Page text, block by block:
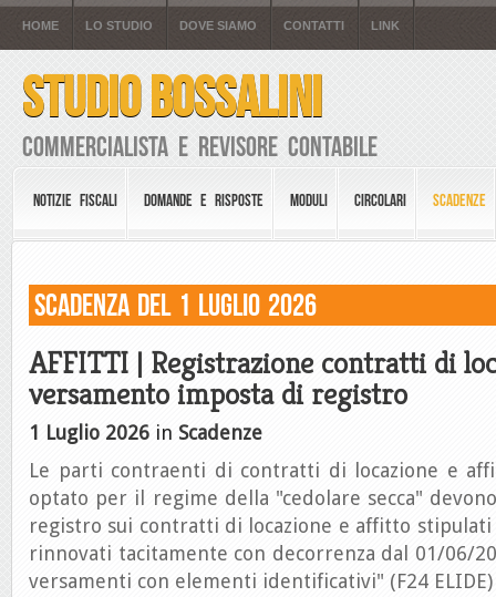
HOME LO STUDIO DOVE SIAMO CONTATTI LINK
STUDIO BOSSALINI
Commercialista e Revisore Contabile
NOTIZIE FISCALI DOMANDE E RISPOSTE MODULI CIRCOLARI SCADENZE
Scadenza del 1 Luglio 2026
AFFITTI | Registrazione contratti di
versamento imposta di registro
1 Luglio 2026 in Scadenze
Le parti contraenti di contratti di locazione e
optato per il regime della "cedolare secca"
registro sui contratti di locazione e affitto
rinnovati tacitamente con decorrenza dal 01/06/
versamenti con elementi identificativi" (F24 ELIDE)